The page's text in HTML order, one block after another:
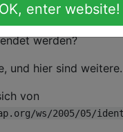
ws/2005/05/
werden?
und hier sind weitere.
von
ws/2005/05/
OK, enter website!